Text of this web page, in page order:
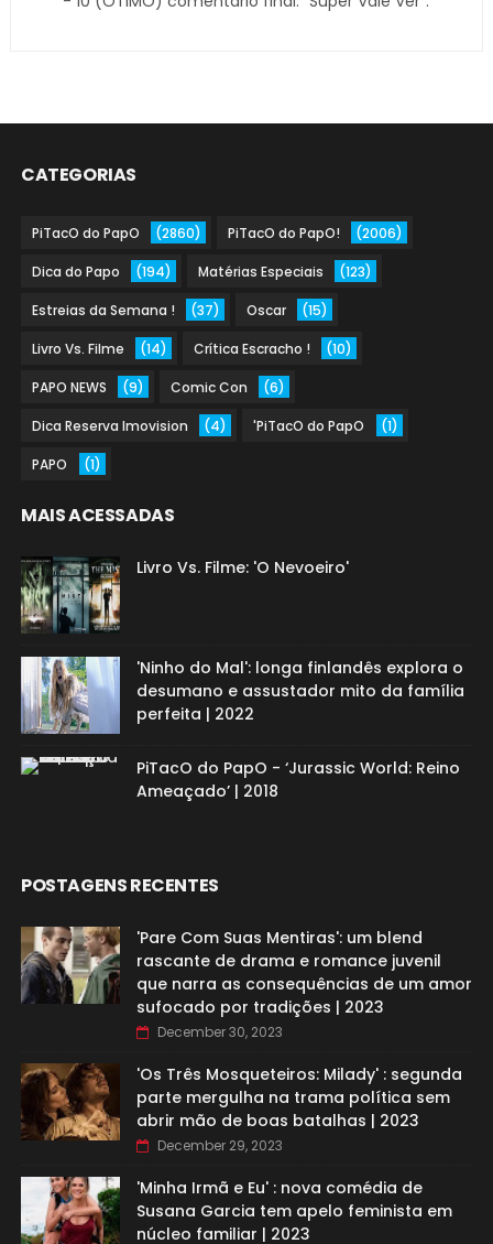
CATEGORIAS
PiTacO do PapO (2860) PiTacO do PapO! (2006)
Dica do Papo (194) Matérias Especiais (123)
Estreias da Semana ! (37) Oscar (15)
Livro Vs. Filme (14) Crítica Escracho ! (10)
PAPO NEWS (9) Comic Con (6)
Dica Reserva Imovision (4) 'PiTacO do PapO (1)
PAPO (1)
MAIS ACESSADAS
Livro Vs. Filme: 'O Nevoeiro'
'Ninho do Mal': longa finlandês explora o
desumano e assustador mito da família
perfeita | 2022
PiTacO do PapO - ‘Jurassic World: Reino
Ameaçado’ | 2018
POSTAGENS RECENTES
'Pare Com Suas Mentiras': um blend
rascante de drama e romance juvenil
que narra as consequências de um amor
sufocado por tradições | 2023
December 30, 2023
'Os Três Mosqueteiros: Milady' : segunda
parte mergulha na trama política sem
abrir mão de boas batalhas | 2023
December 29, 2023
'Minha Irmã e Eu' : nova comédia de
Susana Garcia tem apelo feminista em
núcleo familiar | 2023